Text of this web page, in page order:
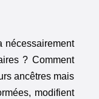
nécessairement
? Comment
ancêtres mais
modifient